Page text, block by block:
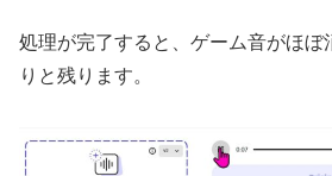
処理が完了すると、ゲーム音がほぼ
りと残ります。